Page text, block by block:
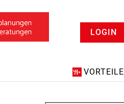
LOGIN
VORTEILE